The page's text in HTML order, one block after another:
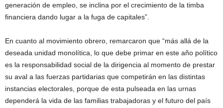
generación de empleo, se inclina por el crecimiento de la timba
financiera dando lugar a la fuga de capitales”.
En cuanto al movimiento obrero, remarcaron que “más allá de la
deseada unidad monolítica, lo que debe primar en este año político
es la responsabilidad social de la dirigencia al momento de prestar
su aval a las fuerzas partidarias que competirán en las distintas
instancias electorales, porque de esta pulseada en las urnas
dependerá la vida de las familias trabajadoras y el futuro del país